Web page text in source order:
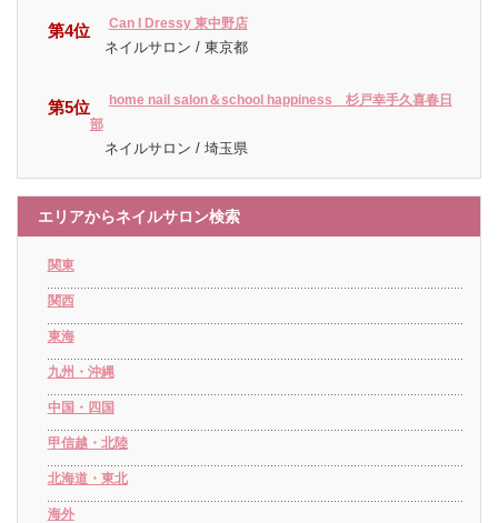
第4位 Can I Dressy 東中野店
ネイルサロン / 東京都
第5位
home nail salon＆school happiness 杉戸幸手久喜春日
部
ネイルサロン / 埼玉県
エリアからネイルサロン検索
関東
関西
東海
九州・沖縄
中国・四国
甲信越・北陸
北海道・東北
海外